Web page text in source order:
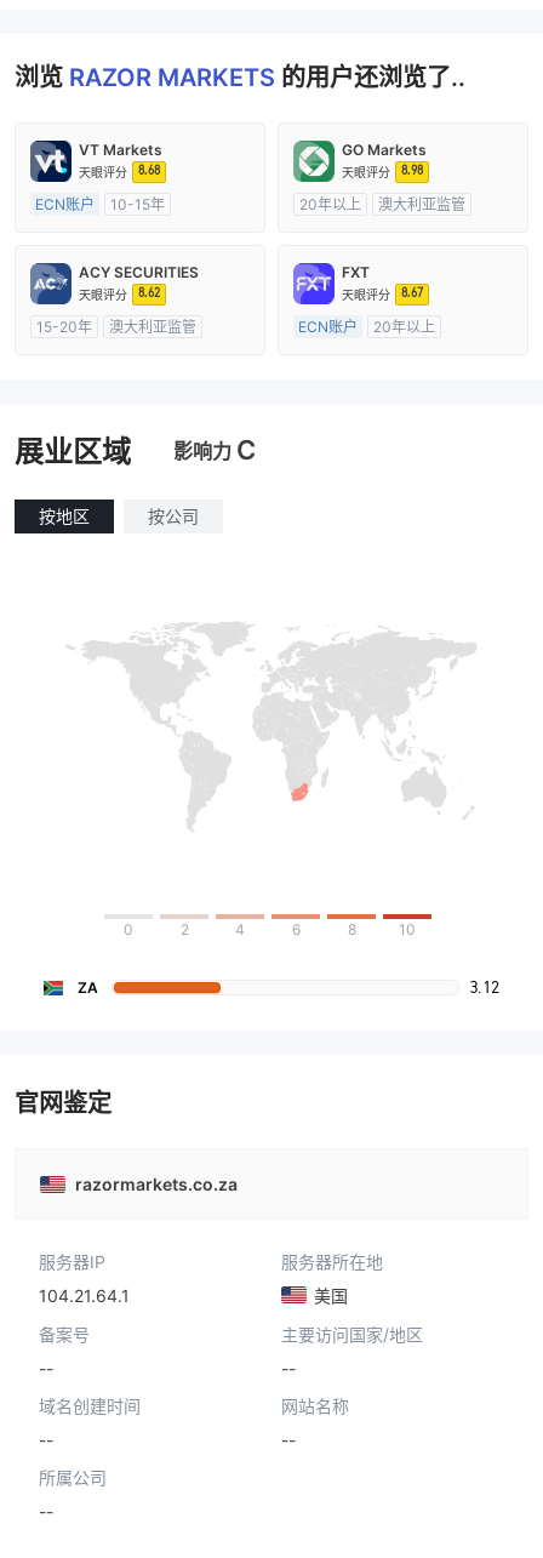
浏览 RAZOR MARKETS 的用户还浏览了..
VT Markets
天眼评分 8.68
ECN账户
10-15年
主标MT4
GO Markets
天眼评分 8.98
20年以上
澳大利亚监管
ACY SECURITIES
天眼评分 8.62
15-20年
澳大利亚监管
FXT
天眼评分 8.67
ECN账户
20年以上
展业区域 影响力 C
按地区 按公司
0 2 4 6 8 10
ZA 3.12
官网鉴定
razormarkets.co.za
服务器IP
104.21.64.1
服务器所在地
美国
备案号
--
主要访问国家/地区
--
域名创建时间
--
网站名称
--
所属公司
--